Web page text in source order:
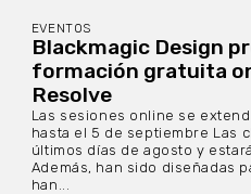
EVENTOS
Blackmagic Design
formación gratuita
Resolve
Las sesiones online se
hasta el 5 de septiembre Las
últimos días de agosto y
Además, han sido diseñadas
han...